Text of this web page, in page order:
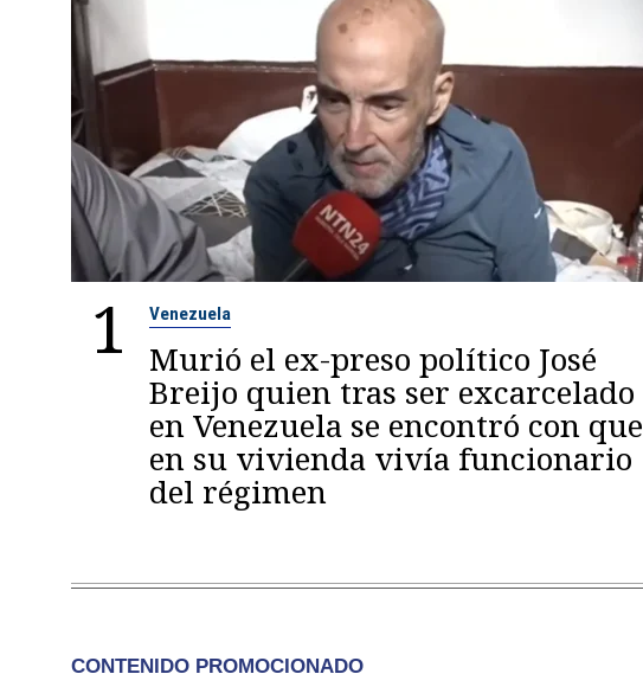
1 Venezuela
Murió el ex-preso político José
Breijo quien tras ser excarcelado
en Venezuela se encontró con que
en su vivienda vivía funcionario
del régimen